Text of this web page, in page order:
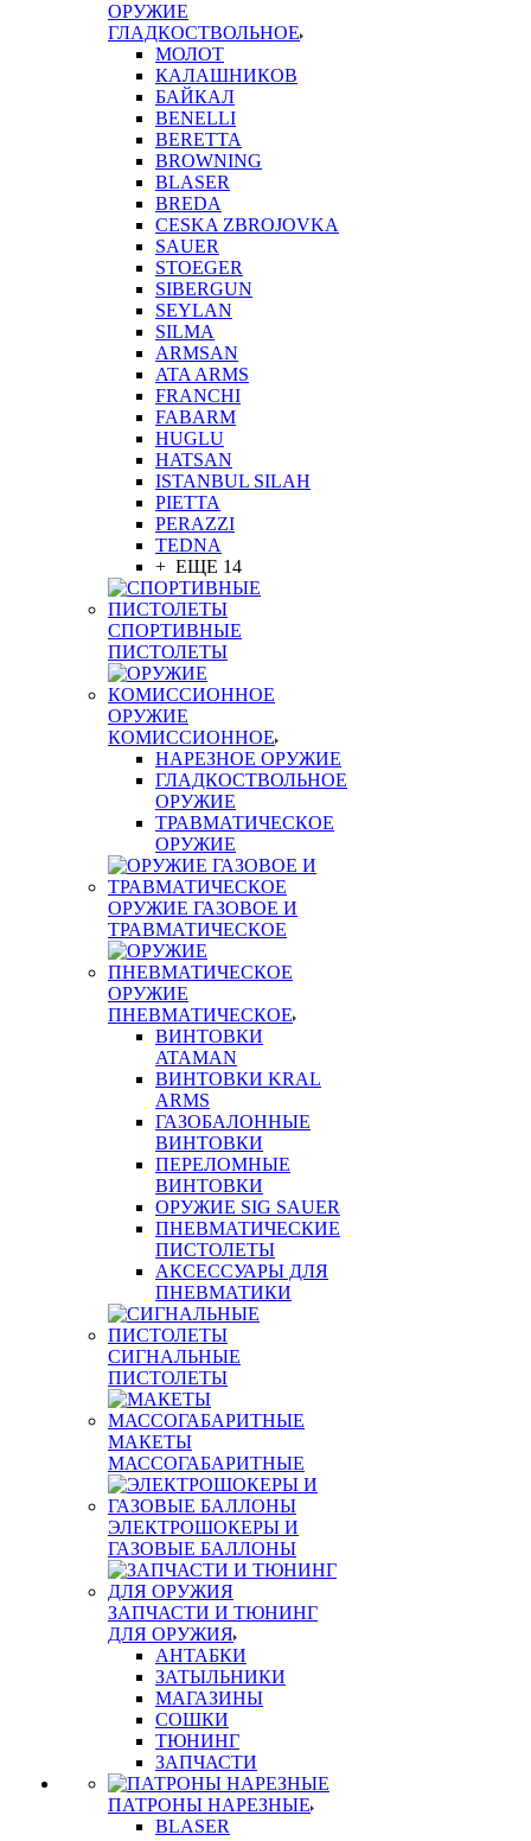
ОРУЖИЕ
ГЛАДКОСТВОЛЬНОЕ
МОЛОТ
КАЛАШНИКОВ
БАЙКАЛ
BENELLI
BERETTA
BROWNING
BLASER
BREDA
CESKA ZBROJOVKA
SAUER
STOEGER
SIBERGUN
SEYLAN
SILMA
ARMSAN
ATA ARMS
FRANCHI
FABARM
HUGLU
HATSAN
ISTANBUL SILAH
PIETTA
PERAZZI
TEDNA
+ ЕЩЕ 14
СПОРТИВНЫЕ
ПИСТОЛЕТЫ
ОРУЖИЕ
КОМИССИОННОЕ
НАРЕЗНОЕ ОРУЖИЕ
ГЛАДКОСТВОЛЬНОЕ
ОРУЖИЕ
ТРАВМАТИЧЕСКОЕ
ОРУЖИЕ
ОРУЖИЕ ГАЗОВОЕ И
ТРАВМАТИЧЕСКОЕ
ОРУЖИЕ
ПНЕВМАТИЧЕСКОЕ
ВИНТОВКИ
ATAMAN
ВИНТОВКИ KRAL
ARMS
ГАЗОБАЛОННЫЕ
ВИНТОВКИ
ПЕРЕЛОМНЫЕ
ВИНТОВКИ
ОРУЖИЕ SIG SAUER
ПНЕВМАТИЧЕСКИЕ
ПИСТОЛЕТЫ
АКСЕССУАРЫ ДЛЯ
ПНЕВМАТИКИ
СИГНАЛЬНЫЕ
ПИСТОЛЕТЫ
МАКЕТЫ
МАССОГАБАРИТНЫЕ
ЭЛЕКТРОШОКЕРЫ И
ГАЗОВЫЕ БАЛЛОНЫ
ЗАПЧАСТИ И ТЮНИНГ
ДЛЯ ОРУЖИЯ
АНТАБКИ
ЗАТЫЛЬНИКИ
МАГАЗИНЫ
СОШКИ
ТЮНИНГ
ЗАПЧАСТИ
ПАТРОНЫ НАРЕЗНЫЕ
BLASER